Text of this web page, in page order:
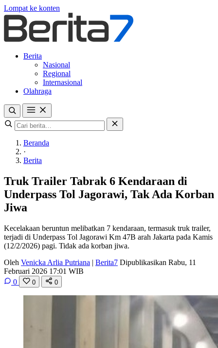
Lompat ke konten
Berita
Nasional
Regional
Internasional
Olahraga
Beranda
·
Berita
Truk Trailer Tabrak 6 Kendaraan di
Underpass Tol Jagorawi, Tak Ada Korban
Jiwa
Kecelakaan beruntun melibatkan 7 kendaraan, termasuk truk trailer,
terjadi di Underpass Tol Jagorawi Km 47B arah Jakarta pada Kamis
(12/2/2026) pagi. Tidak ada korban jiwa.
Oleh Venicka Arlia Putriana | Berita7 Dipublikasikan Rabu, 11
Februari 2026 17:01 WIB
0
0 0